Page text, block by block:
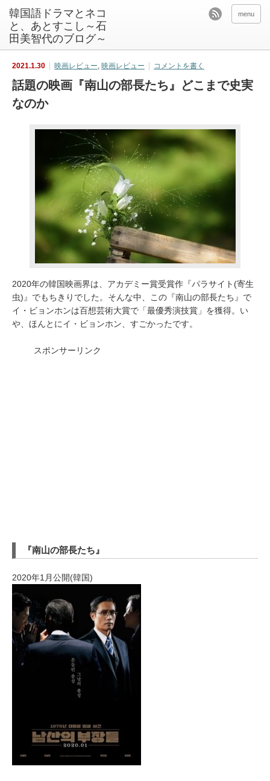
韓国語ドラマとネコ
と、あとすこし～石
田美智代のブログ～
menu
2021.1.30 映画レビュー, 映画レビュー コメントを書く
話題の映画『南山の部長たち』どこまで史実
なのか
2020年の韓国映画界は、アカデミー賞受賞作『パラサイト(寄生
虫)』でもちきりでした。そんな中、この『南山の部長たち』で
イ・ビョンホンは百想芸術大賞で「最優秀演技賞」を獲得。い
や、ほんとにイ・ビョンホン、すごかったです。
スポンサーリンク
『南山の部長たち』
2020年1月公開(韓国)